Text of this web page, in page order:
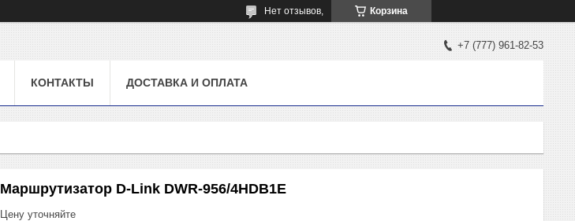
Корзина
Нет отзывов,
+7 (777) 961-82-53
КОНТАКТЫ ДОСТАВКА И ОПЛАТА
Маршрутизатор D-Link DWR-956/4HDB1E
Цену уточняйте